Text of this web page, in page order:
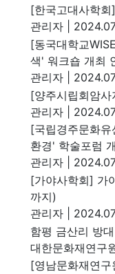
[한국고대사학
관리자
[동국대학교
색' 워크숍 개최
관리자
[양주시립회암
관리자
[국립경주문화
환경' 학술포럼
관리자
[가야사학회] 가
까지)
관리자
함평 금산리 방
대한문화재연구
[영남문화재연